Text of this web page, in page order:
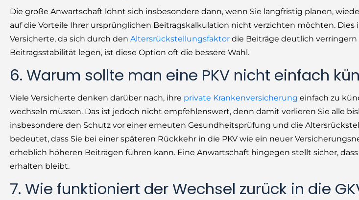
Die große Anwartschaft lohnt sich insbesondere dann, wenn Sie langfristig planen,
auf die Vorteile Ihrer ursprünglichen Beitragskalkulation nicht verzichten möchten. Dies
Versicherte, da sich durch den Altersrückstellungsfaktor die Beiträge deutlich
Beitragsstabilität legen, ist diese Option oft die bessere Wahl.
6. Warum sollte man eine PKV nicht einfach
Viele Versicherte denken darüber nach, ihre private Krankenversicherung einfach zu
wechseln müssen. Das ist jedoch nicht empfehlenswert, denn damit verlieren Sie alle
insbesondere den Schutz vor einer erneuten Gesundheitsprüfung und die
bedeutet, dass Sie bei einer späteren Rückkehr in die PKV wie ein neuer
erheblich höheren Beiträgen führen kann. Eine Anwartschaft hingegen stellt sicher,
erhalten bleibt.
7. Wie funktioniert der Wechsel zurück in die